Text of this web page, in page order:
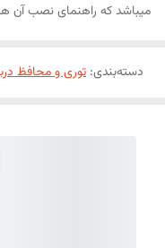
میباشد که راهنمای نصب آن
دسته‌بندی: توری و محافظ